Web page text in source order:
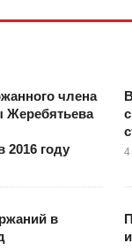
члена
Жеребятьева
2016 году
4
в